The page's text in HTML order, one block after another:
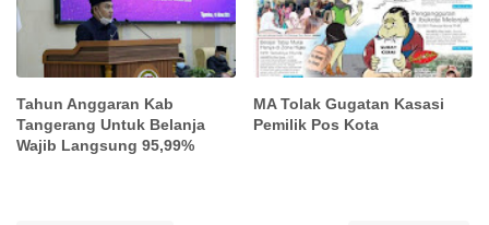
Tahun Anggaran Kab
Tangerang Untuk Belanja
Wajib Langsung 95,99%
MA Tolak Gugatan Kasasi
Pemilik Pos Kota